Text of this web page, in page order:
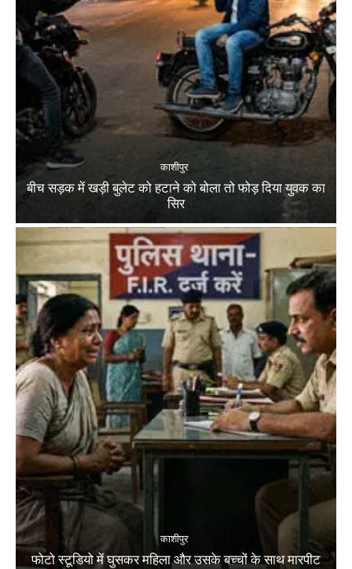
काशीपुर
बीच सड़क में खड़ी बुलेट को हटाने को बोला तो फोड़ दिया युवक का
सिर
काशीपुर
फोटो स्टूडियो में घुसकर महिला और उसके बच्चों के साथ मारपीट